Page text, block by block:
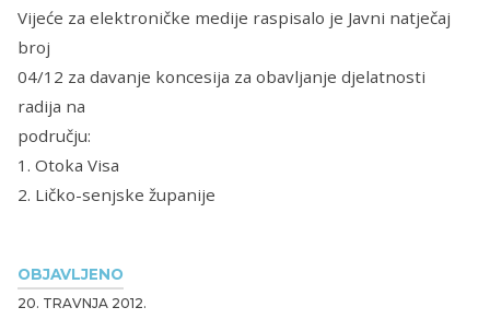
OBJAVLJENO
20. TRAVNJA 2012.
Vijeće za elektroničke medije raspisalo je Javni natječaj
broj
04/12 za davanje koncesija za obavljanje djelatnosti
radija na
području:
1. Otoka Visa
2. Ličko-senjske županije